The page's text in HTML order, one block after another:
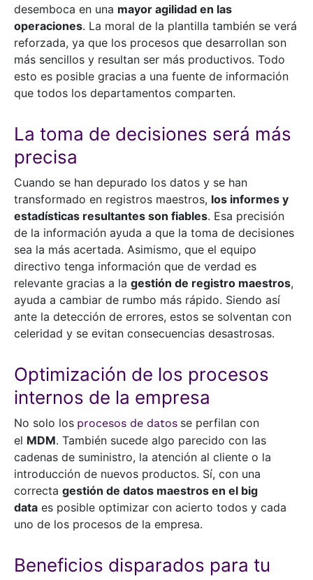
desemboca en una mayor agilidad en las
operaciones. La moral de la plantilla también se verá
reforzada, ya que los procesos que desarrollan son
más sencillos y resultan ser más productivos. Todo
esto es posible gracias a una fuente de información
que todos los departamentos comparten.
La toma de decisiones será más
precisa
Cuando se han depurado los datos y se han
transformado en registros maestros, los informes y
estadísticas resultantes son fiables. Esa precisión
de la información ayuda a que la toma de decisiones
sea la más acertada. Asimismo, que el equipo
directivo tenga información que de verdad es
relevante gracias a la gestión de registro maestros,
ayuda a cambiar de rumbo más rápido. Siendo así
ante la detección de errores, estos se solventan con
celeridad y se evitan consecuencias desastrosas.
Optimización de los procesos
internos de la empresa
No solo los procesos de datos se perfilan con
el MDM. También sucede algo parecido con las
cadenas de suministro, la atención al cliente o la
introducción de nuevos productos. Sí, con una
correcta gestión de datos maestros en el big
data es posible optimizar con acierto todos y cada
uno de los procesos de la empresa.
Beneficios disparados para tu